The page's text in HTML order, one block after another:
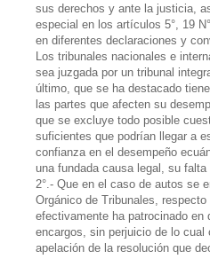
sus derechos y ante la justicia,
especial en los artículos 5°, 19
en diferentes declaraciones y
Los tribunales nacionales e
sea juzgada por un tribunal
último, que se ha destacado
las partes que afecten su
que se excluye todo posible
suficientes que podrían llegar a
confianza en el desempeño
una fundada causa legal, su
2°.- Que en el caso de autos se
Orgánico de Tribunales,
efectivamente ha patrocinado en
encargos, sin perjuicio de lo
apelación de la resolución que